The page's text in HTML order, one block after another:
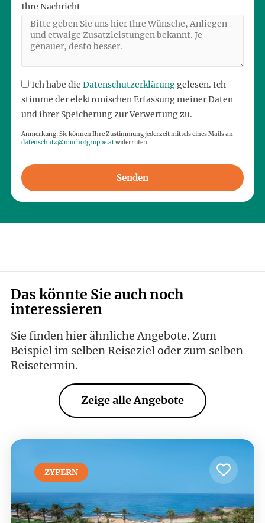
Ihre Nachricht
Ich habe die Datenschutzerklärung gelesen. Ich
stimme der elektronischen Erfassung meiner Daten
und ihrer Speicherung zur Verwertung zu.
Anmerkung: Sie können Ihre Zustimmung jederzeit mittels eines Mails an
datenschutz@murhofgruppe.atwiderrufen.
Senden
Das könnte Sie auch noch
interessieren
Sie finden hier ähnliche Angebote. Zum
Beispiel im selben Reiseziel oder zum selben
Reisetermin.
Zeige alle Angebote
ZYPERN